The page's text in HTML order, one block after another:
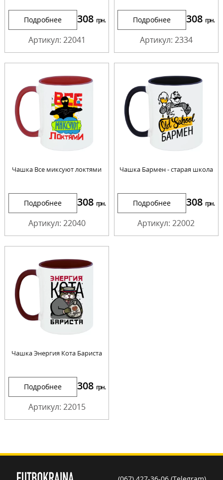
Подробнее 308 грн.
Артикул: 22041
Подробнее 308 грн.
Артикул: 2334
Чашка Все миксуют локтями
Подробнее 308 грн.
Артикул: 22040
Чашка Бармен - старая школа
Подробнее 308 грн.
Артикул: 22002
Чашка Энергия Кота Бариста
Подробнее 308 грн.
Артикул: 22015